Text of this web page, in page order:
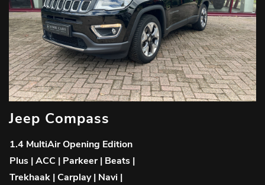
Jeep Compass
1.4 MultiAir Opening Edition
Plus | ACC | Parkeer | Beats |
Trekhaak | Carplay | Navi |